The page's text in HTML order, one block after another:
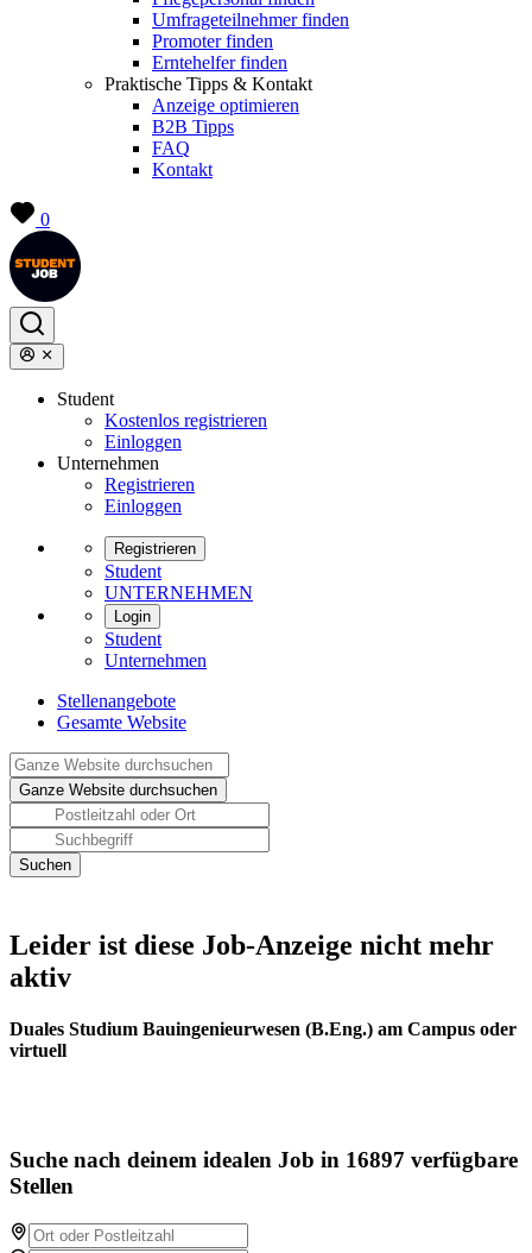
Umfrageteilnehmer finden
Promoter finden
Erntehelfer finden
Praktische Tipps & Kontakt
Anzeige optimieren
B2B Tipps
FAQ
Kontakt
0
Student
Kostenlos registrieren
Einloggen
Unternehmen
Registrieren
Einloggen
Registrieren
Student
UNTERNEHMEN
Login
Student
Unternehmen
Stellenangebote
Gesamte Website
Leider ist diese Job-Anzeige nicht mehr
aktiv
Duales Studium Bauingenieurwesen (B.Eng.) am Campus oder
virtuell
Suche nach deinem idealen Job in 16897 verfügbare
Stellen